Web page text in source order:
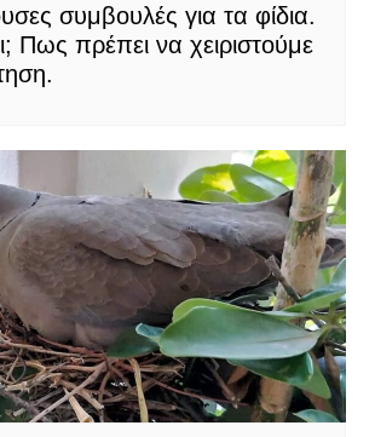
συμβουλές για τα φίδια.
Πως πρέπει να χειριστούμε